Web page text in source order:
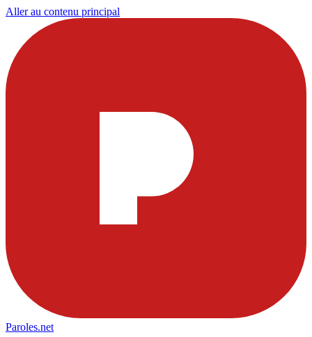
Aller au contenu principal
Paroles.net